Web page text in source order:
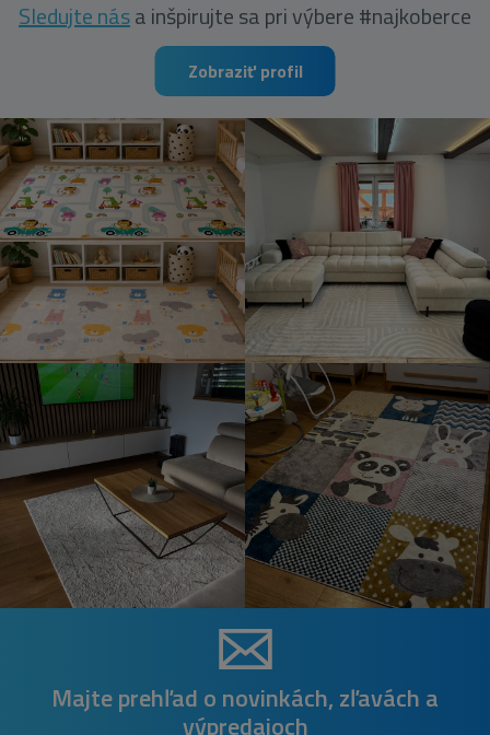
Sledujte nása inšpirujte sa pri výbere #najkoberce
Zobraziť profil
Majte prehľad o novinkách, zľavách a
výpredajoch